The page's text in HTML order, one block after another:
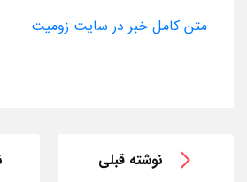
متن کامل خبر در سایت زومیت
نوشته قبلی